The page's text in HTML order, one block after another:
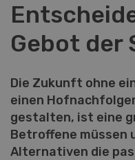
Gebot der
Die Zukunft ohne
einen
gestalten, ist eine
Betroffene müssen
Alternativen die